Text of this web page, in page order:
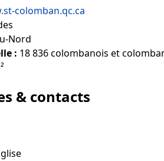
colomban.qc.ca
Nord
: 18 836 colombanois et
& contacts